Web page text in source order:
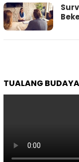
TUALANG BUDAYA